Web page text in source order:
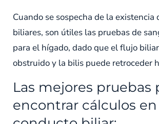
Cuando se sospecha de la existencia
biliares, son útiles las pruebas de
para el hígado, dado que el flujo
obstruido y la bilis puede retroceder
Las mejores pruebas
encontrar cálculos en